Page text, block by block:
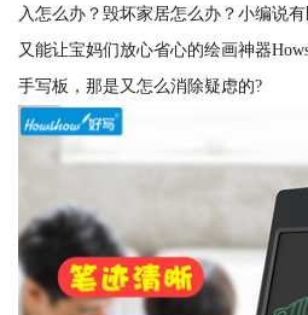
入怎么办？毁坏家居怎么办？小编说
又能让宝妈们放心省心的绘画神器
手写板，那是又怎么消除疑虑的?